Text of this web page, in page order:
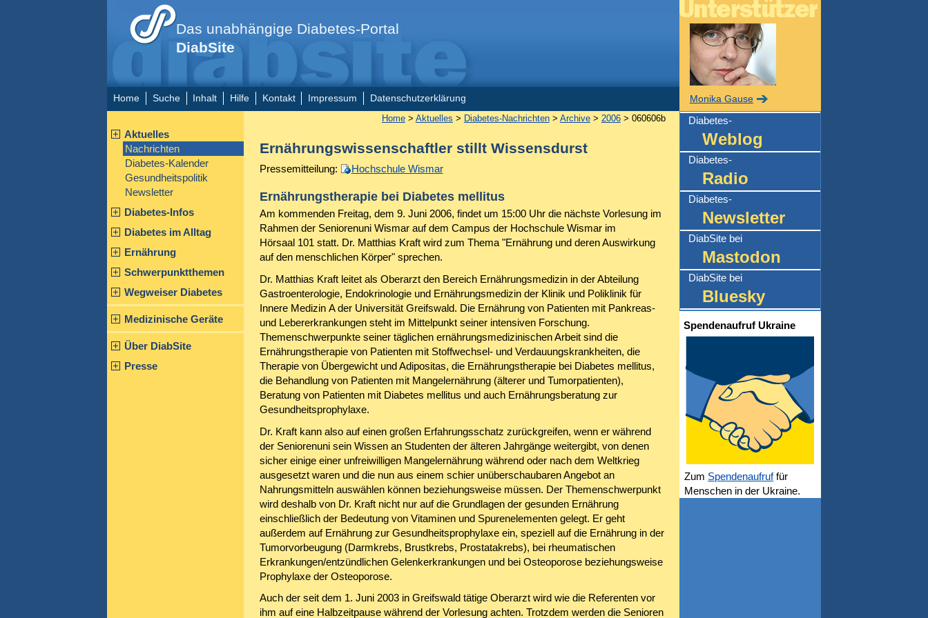
Das unabhängige Diabetes-Portal
DiabSite
Home Suche Inhalt Hilfe Kontakt Impressum Datenschutzerklärung
Aktuelles
Nachrichten
Diabetes-Kalender
Gesundheitspolitik
Newsletter
Diabetes-Infos
Diabetes im Alltag
Ernährung
Schwerpunktthemen
Wegweiser Diabetes
Medizinische Geräte
Über DiabSite
Presse
Home> Aktuelles > Diabetes-Nachrichten> Archive> 2006> 060606b
Ernährungswissenschaftler stillt Wissensdurst
Pressemitteilung: Hochschule Wismar
Ernährungstherapie bei Diabetes mellitus
Am kommenden Freitag, dem 9. Juni 2006, findet um 15:00 Uhr die nächste Vorlesung im
Rahmen der Seniorenuni Wismar auf dem Campus der Hochschule Wismar im
Hörsaal 101 statt. Dr. Matthias Kraft wird zum Thema "Ernährung und deren Auswirkung
auf den menschlichen Körper" sprechen.
Dr. Matthias Kraft leitet als Oberarzt den Bereich Ernährungsmedizin in der Abteilung
Gastroenterologie, Endokrinologie und Ernährungsmedizin der Klinik und Poliklinik für
Innere Medizin A der Universität Greifswald. Die Ernährung von Patienten mit Pankreas-
und Lebererkrankungen steht im Mittelpunkt seiner intensiven Forschung.
Themenschwerpunkte seiner täglichen ernährungsmedizinischen Arbeit sind die
Ernährungstherapie von Patienten mit Stoffwechsel- und Verdauungskrankheiten, die
Therapie von Übergewicht und Adipositas, die Ernährungstherapie bei Diabetes mellitus,
die Behandlung von Patienten mit Mangelernährung (älterer und Tumorpatienten),
Beratung von Patienten mit Diabetes mellitus und auch Ernährungsberatung zur
Gesundheitsprophylaxe.
Dr. Kraft kann also auf einen großen Erfahrungsschatz zurückgreifen, wenn er während
der Seniorenuni sein Wissen an Studenten der älteren Jahrgänge weitergibt, von denen
sicher einige einer unfreiwilligen Mangelernährung während oder nach dem Weltkrieg
ausgesetzt waren und die nun aus einem schier unüberschaubaren Angebot an
Nahrungsmitteln auswählen können beziehungsweise müssen. Der Themenschwerpunkt
wird deshalb von Dr. Kraft nicht nur auf die Grundlagen der gesunden Ernährung
einschließlich der Bedeutung von Vitaminen und Spurenelementen gelegt. Er geht
außerdem auf Ernährung zur Gesundheitsprophylaxe ein, speziell auf die Ernährung in der
Tumorvorbeugung (Darmkrebs, Brustkrebs, Prostatakrebs), bei rheumatischen
Erkrankungen/entzündlichen Gelenkerkrankungen und bei Osteoporose beziehungsweise
Prophylaxe der Osteoporose.
Auch der seit dem 1. Juni 2003 in Greifswald tätige Oberarzt wird wie die Referenten vor
ihm auf eine Halbzeitpause während der Vorlesung achten. Trotzdem werden die Senioren
Monika Gause
Diabetes-
Weblog
Diabetes-
Radio
Diabetes-
Newsletter
DiabSite bei
Mastodon
DiabSite bei
Bluesky
Spendenaufruf Ukraine
Zum Spendenaufruffür
Menschen in der Ukraine.